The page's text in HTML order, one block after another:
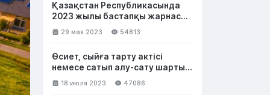
Қазақстан Республикасында
2023 жылы бастапқы жарнасыз
ипотека: қандай банктер және
қандай шарттармен береді
29 мая 2023 54813
Өсиет, сыйға тарту актісі
немесе сатып алу-сату шарты -
жылжымайтын мүлікті қалай
тегін беруге жақсы
18 июля 2023 47086